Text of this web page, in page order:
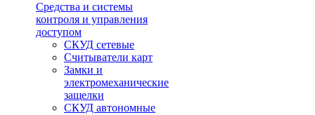
Средства и системы
контроля и управления
доступом
СКУД сетевые
Считыватели карт
Замки и
электромеханические
защелки
СКУД автономные